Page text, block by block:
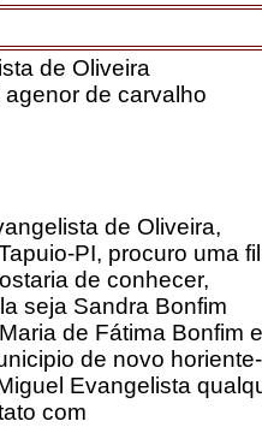
de Oliveira
de carvalho
de Oliveira,
PI, procuro uma
de conhecer,
seja Sandra Bonfim
de Fátima Bonfim e
de novo horiente-
Evangelista
com